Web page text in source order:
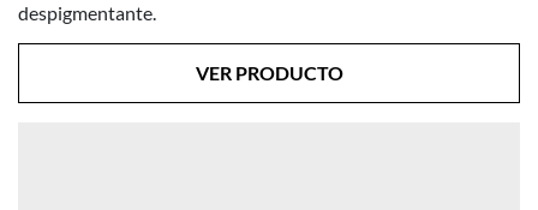
despigmentante.
VER PRODUCTO